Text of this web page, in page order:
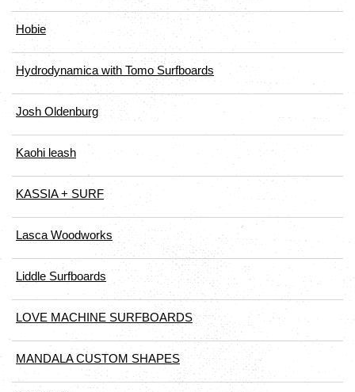
Hobie
Hydrodynamica with Tomo Surfboards
Josh Oldenburg
Kaohi leash
KASSIA + SURF
Lasca Woodworks
Liddle Surfboards
LOVE MACHINE SURFBOARDS
MANDALA CUSTOM SHAPES